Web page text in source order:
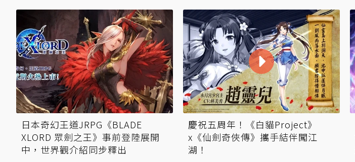
日本奇幻王道JRPG《BLADE
XLORD 眾劍之王》事前登陸展開
中，世界觀介紹同步釋出
慶祝五周年！《白貓Project》
x《仙劍奇俠傳》攜手結伴闖江
湖！